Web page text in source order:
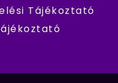
Tájékoztató